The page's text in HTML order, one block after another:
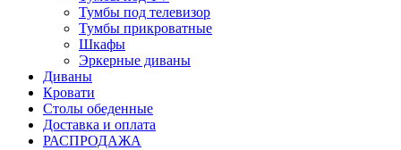
Тумбы под телевизор
Тумбы прикроватные
Шкафы
Эркерные диваны
Диваны
Кровати
Столы обеденные
Доставка и оплата
РАСПРОДАЖА